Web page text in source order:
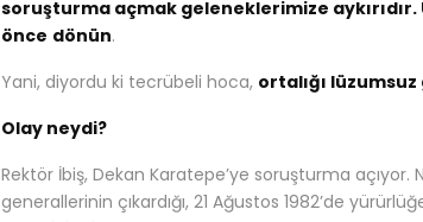
soruşturma açmak geleneklerimize
önce dönün.
Yani, diyordu ki tecrübeli hoca, ortalığı
Olay neydi?
Rektör İbiş, Dekan Karatepe’ye soruşturma
generallerinin çıkardığı, 21 Ağustos 1982’de